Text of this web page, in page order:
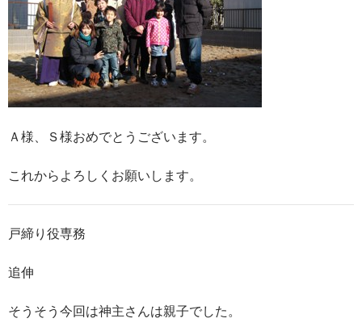
Ａ様、Ｓ様おめでとうございます。
これからよろしくお願いします。
戸締り役専務
追伸
そうそう今回は神主さんは親子でした。